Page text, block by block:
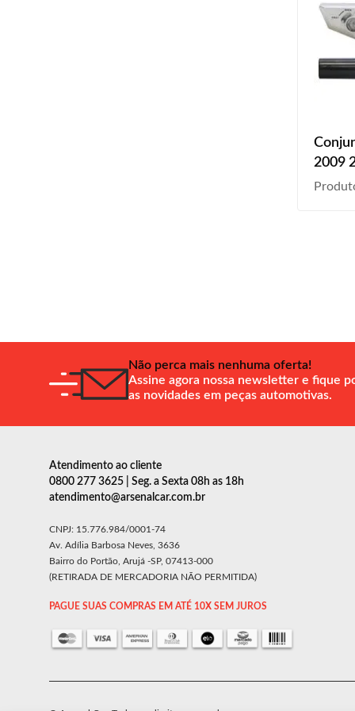
2009
Não perca mais nenhuma oferta!
Assine agora nossa newsletter e fique
as novidades em peças automotivas.
Atendimento ao cliente
0800 277 3625 | Seg. a Sexta 08h as 18h
atendimento@arsenalcar.com.br
CNPJ: 15.776.984/0001-74
Av. Adília Barbosa Neves, 3636
Bairro do Portão, Arujá -SP, 07413-000
(RETIRADA DE MERCADORIA NÃO PERMITIDA)
PAGUE SUAS COMPRAS EM ATÉ 10X SEM JUROS